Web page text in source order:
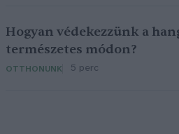
Hogyan védekezzünk a
természetes módon?
OTTHONUNK 5 perc